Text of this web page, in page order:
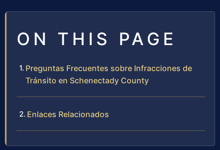
ON THIS PAGE
Preguntas Frecuentes sobre Infracciones de
Tránsito en Schenectady County
Enlaces Relacionados